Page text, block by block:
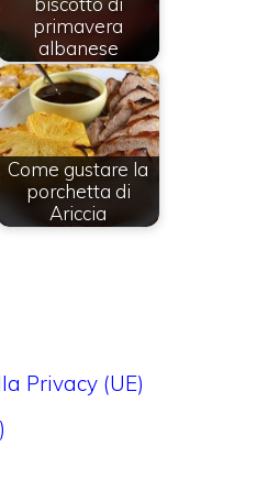
primavera
albanese
Come gustare la
porchetta di
Ariccia
Privacy (UE)